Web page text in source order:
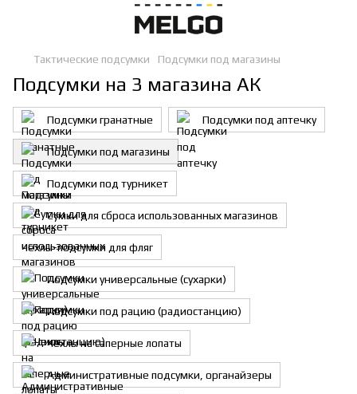
Тактические подсумки Подсумки под магазины
Подсумки на 3 магазина АК
Подсумки гранатные Подсумки под аптечку
Подсумки под магазины
Подсумки под турникет
Сумки для сброса использованных магазинов
Чехлы-подсумки для фляг
Подсумки универсальные (сухарки)
Подсумки под рацию (радиостанцию)
Чехлы на саперные лопаты
Административные подсумки, органайзеры